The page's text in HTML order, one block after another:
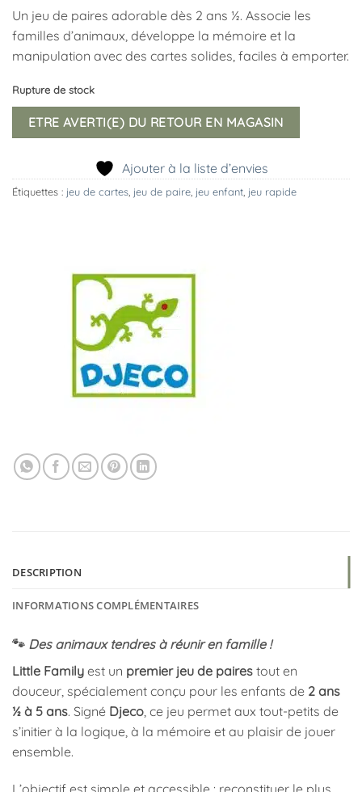
Un jeu de paires adorable dès 2 ans ½. Associe les
familles d’animaux, développe la mémoire et la
manipulation avec des cartes solides, faciles à emporter.
Rupture de stock
ETRE AVERTI(E) DU RETOUR EN MAGASIN
Ajouter à la liste d’envies
Étiquettes : jeu de cartes jeu de paire jeu enfant jeu rapide
DESCRIPTION
INFORMATIONS COMPLÉMENTAIRES
🐾 Des animaux tendres à réunir en famille !
Little Family est un premier jeu de paires tout en
douceur, spécialement conçu pour les enfants de 2 ans
½ à 5 ans. Signé Djeco, ce jeu permet aux tout-petits de
s’initier à la logique, à la mémoire et au plaisir de jouer
ensemble.
L’objectif est simple et accessible : reconstituer le plus